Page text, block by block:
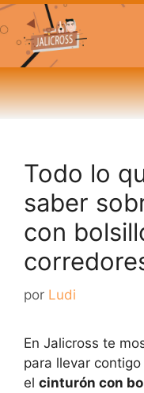
Todo lo
saber
con
por Ludi
En Jalicross te
para llevar
el cinturón con